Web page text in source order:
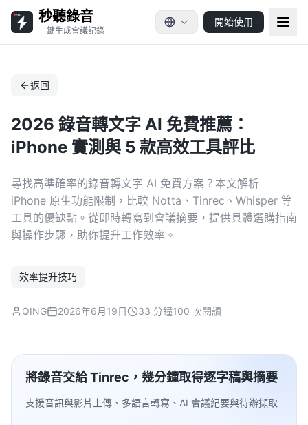
秒聽錄音
一鍵生成會議記錄
開始使用
返回
2026 錄音轉文字 AI 免費推薦：
iPhone 實測與 5 款高效工具評比
尋找高準確率的錄音轉文字 AI 免費方案？本文解析
iPhone 原生功能限制，比較 Notta、Tinrec、Whisper 等
工具的優缺點。從即時轉寫到會議摘要，提供具體選購指南
與操作步驟，助你提升工作效率。
效率提升技巧
QING 2026年6月19日 33 分鐘100 次閱讀
將錄音交給 Tinrec，幾分鐘取得逐字稿與摘要
支援音訊與影片上傳、多語言轉寫、AI 會議紀要與待辦擷取